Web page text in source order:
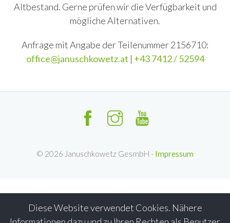
Diese Website verwendet Cookies. Nähere
Altbestand. Gerne prüfen wir die Verfügbarkeit und
mögliche Alternativen.
Anfrage mit Angabe der Teilenummer 2156710:
office@januschkowetz.at | +43 7412 / 52594
© 2026 Januschkowetz GesmbH - Impressum